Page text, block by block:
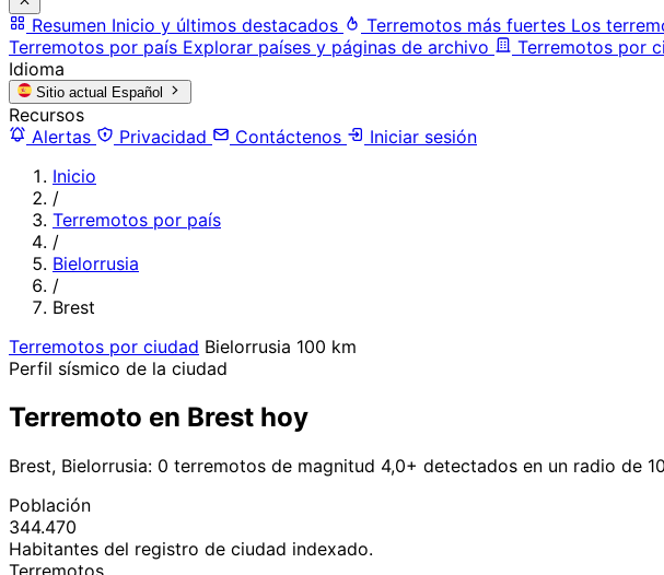
Resumen Inicio y últimos destacados Terremotos más fuertes Los
Terremotos por país Explorar países y páginas de archivo Terremotos por
Idioma
Sitio actual Español
Recursos
Alertas
Privacidad Contáctenos
Iniciar sesión
Inicio
/
Terremotos por país
/
Bielorrusia
/
Brest
Terremotos por ciudad Bielorrusia 100 km
Perfil sísmico de la ciudad
Terremoto en Brest hoy
Brest, Bielorrusia: 0 terremotos de magnitud 4,0+ detectados en un radio de
Población
344.470
Habitantes del registro de ciudad indexado.
Terremotos